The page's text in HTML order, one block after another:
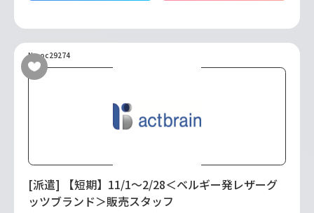
No.oc29274
[派遣] 【短期】11/1～2/28＜ベルギー発レザーグ
ッツブランド＞販売スタッフ